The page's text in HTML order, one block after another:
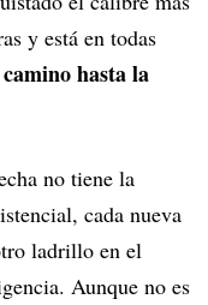
y está en todas
hasta la
no tiene la
cada nueva
ladrillo en el
Aunque no es